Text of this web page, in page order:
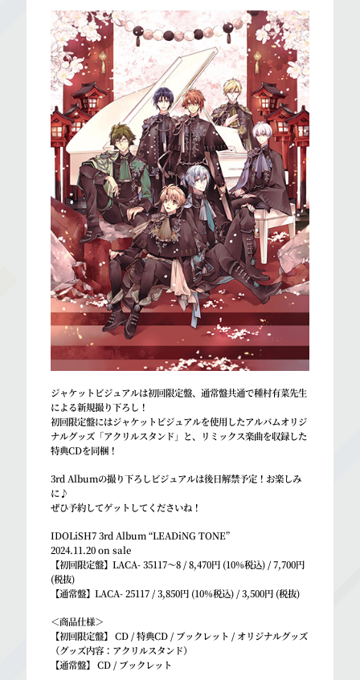
ジャケットビジュアルは初回限定盤、通常盤共通で種村有菜先生
による新規撮り下ろし！
初回限定盤にはジャケットビジュアルを使用したアルバムオリジ
ナルグッズ「アクリルスタンド」と、リミックス楽曲を収録した
特典CDを同梱！
3rd Albumの撮り下ろしビジュアルは後日解禁予定！お楽しみ
に♪
ぜひ予約してゲットしてくださいね！
IDOLiSH7 3rd Album “LEADiNG TONE”
2024.11.20 on sale
【初回限定盤】LACA- 35117～8 / 8,470円 (10%税込) / 7,700円
(税抜)
【通常盤】LACA- 25117 / 3,850円 (10%税込) / 3,500円 (税抜)
＜商品仕様＞
【初回限定盤】 CD / 特典CD / ブックレット / オリジナルグッズ
（グッズ内容：アクリルスタンド）
【通常盤】 CD / ブックレット